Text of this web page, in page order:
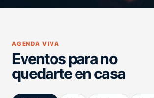
AGENDA VIVA
Eventos para no
quedarte en casa